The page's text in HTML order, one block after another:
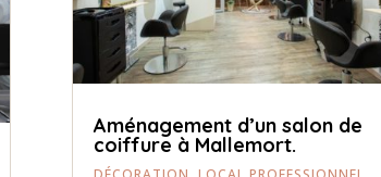
Aménagement d’un salon de
coiffure à Mallemort.